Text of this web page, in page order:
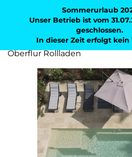
Sommerurlaub
Unser Betrieb ist vom
geschlossen.
In dieser Zeit erfolgt kein
Ceramic de Luxe Syrius 73 |
Oberflur Rollladen